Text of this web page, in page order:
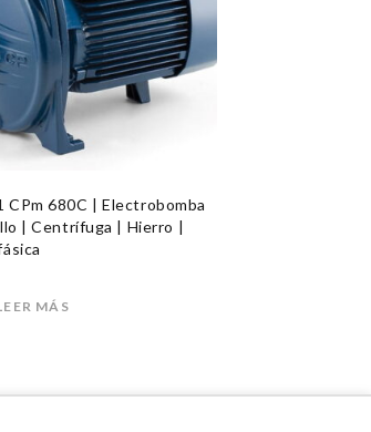
CPm 680C | Electrobomba
| Centrífuga | Hierro |
MÁS